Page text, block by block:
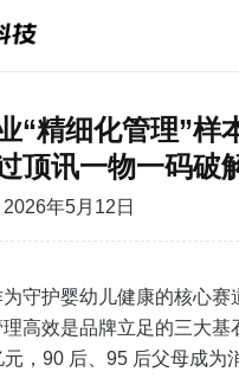
“精细化管理”样
顶讯一物一码破
2026年5月12日
守护婴幼儿健康的核心赛
高效是品牌立足的三大基
元，90 后、95 后父母成为